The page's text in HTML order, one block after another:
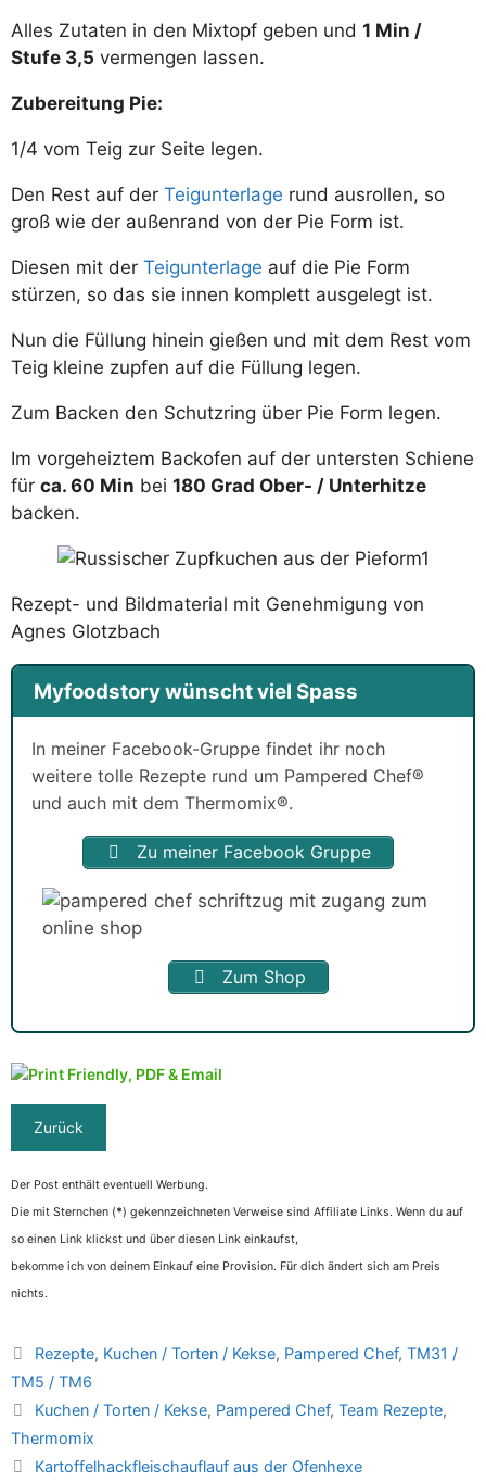
Alles Zutaten in den Mixtopf geben und 1 Min /
Stufe 3,5 vermengen lassen.
Zubereitung Pie:
1/4 vom Teig zur Seite legen.
Den Rest auf der Teigunterlage rund ausrollen, so
groß wie der außenrand von der Pie Form ist.
Diesen mit der Teigunterlage auf die Pie Form
stürzen, so das sie innen komplett ausgelegt ist.
Nun die Füllung hinein gießen und mit dem Rest vom
Teig kleine zupfen auf die Füllung legen.
Zum Backen den Schutzring über Pie Form legen.
Im vorgeheiztem Backofen auf der untersten Schiene
für ca. 60 Min bei 180 Grad Ober- / Unterhitze
backen.
Rezept- und Bildmaterial mit Genehmigung von
Agnes Glotzbach
Myfoodstory wünscht viel Spass
In meiner Facebook-Gruppe findet ihr noch
weitere tolle Rezepte rund um Pampered Chef®
und auch mit dem Thermomix®.
Zu meiner Facebook Gruppe
Zum Shop
Der Post enthält eventuell Werbung.
Die mit Sternchen (*) gekennzeichneten Verweise sind Affiliate Links. Wenn du auf
so einen Link klickst und über diesen Link einkaufst,
bekomme ich von deinem Einkauf eine Provision. Für dich ändert sich am Preis
nichts.
Kategorien
Rezepte, Kuchen / Torten / Kekse, Pampered Chef, TM31 /
TM5 / TM6
Schlagwörter
Kuchen / Torten / Kekse, Pampered Chef, Team Rezepte,
Thermomix
Kartoffelhackfleischauflauf aus der Ofenhexe